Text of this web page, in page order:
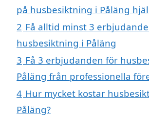
på husbesiktning i Påläng
2 Få alltid minst 3
husbesiktning i Påläng
3 Få 3 erbjudanden för
Påläng från professionella
4 Hur mycket kostar
Påläng?